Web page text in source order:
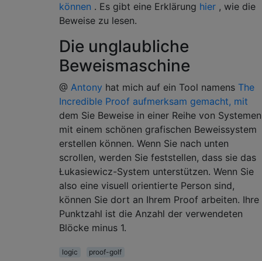
können . Es gibt eine Erklärung hier , wie die
Beweise zu lesen.
Die unglaubliche
Beweismaschine
@ Antony hat mich auf ein Tool namens The
Incredible Proof aufmerksam gemacht, mit
dem Sie Beweise in einer Reihe von Systemen
mit einem schönen grafischen Beweissystem
erstellen können. Wenn Sie nach unten
scrollen, werden Sie feststellen, dass sie das
Łukasiewicz-System unterstützen. Wenn Sie
also eine visuell orientierte Person sind,
können Sie dort an Ihrem Proof arbeiten. Ihre
Punktzahl ist die Anzahl der verwendeten
Blöcke minus 1.
logic
proof-golf